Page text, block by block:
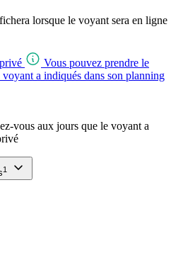
lorsque le voyant sera en ligne
Vous pouvez prendre le
a indiqués dans son planning
vous aux jours que le voyant a
1